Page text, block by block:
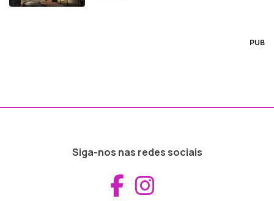
PUB
Siga-nos nas redes sociais
Aceder ao